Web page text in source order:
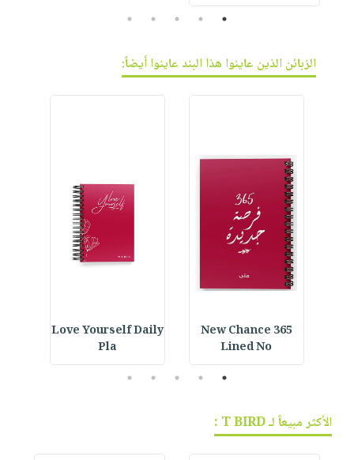
1
2
3
4
5
الزبائن الذين عاينوا هذا البند عاينوا أيضاً:
365 New Chance
Lined No
Love Yourself Daily
Pla
1
2
3
4
5
الأكثر مبيعاً لـ T BIRD :